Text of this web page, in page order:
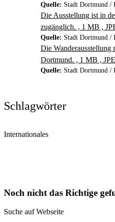
Quelle: Stadt Dortmund /
Die Ausstellung ist in
zugänglich. , 1 MB ,
Quelle: Stadt Dortmund /
Die
Dortmund. , 1 MB ,
Quelle: Stadt Dortmund /
Schlagwörter
Internationales
Noch nicht das Richtige
Suche auf Webseite